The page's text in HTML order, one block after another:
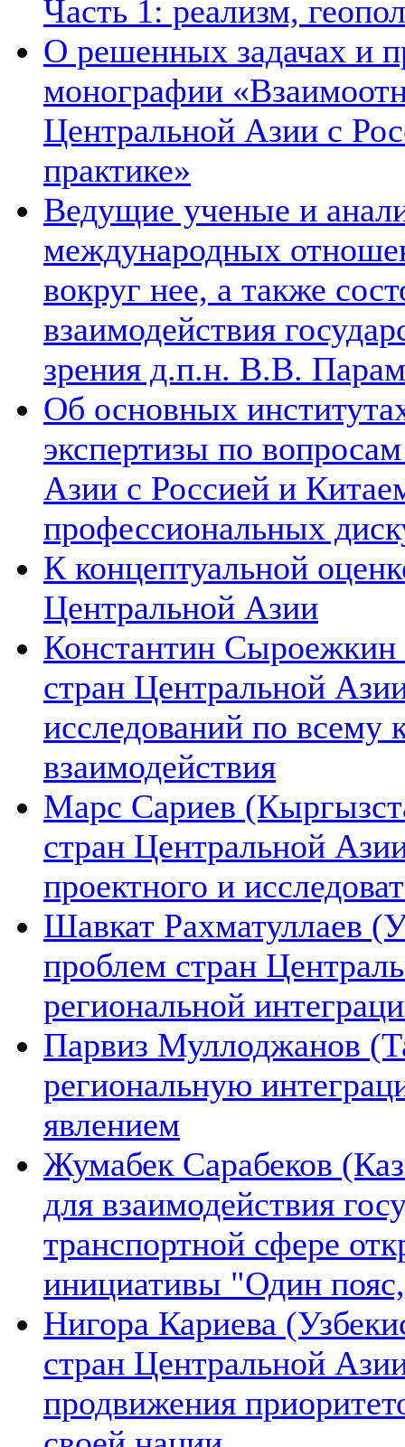
Часть 1: реализм,
О решенных задачах и
монографии
Центральной Азии с
практике»
Ведущие ученые и
международных
вокруг нее, а также
взаимодействия
зрения д.п.н. В.В.
Об основных
экспертизы по
Азии с Россией и
профессиональных
К концептуальной
Центральной Азии
Константин Сыроежкин
стран Центральной
исследований по всему
взаимодействия
Марс Сариев
стран Центральной
проектного и
Шавкат Рахматуллаев
проблем стран
региональной
Парвиз Муллоджанов
региональную
явлением
Жумабек Сарабеков
для взаимодействия
транспортной сфере
инициативы "Один
Нигора Кариева
стран Центральной
продвижения